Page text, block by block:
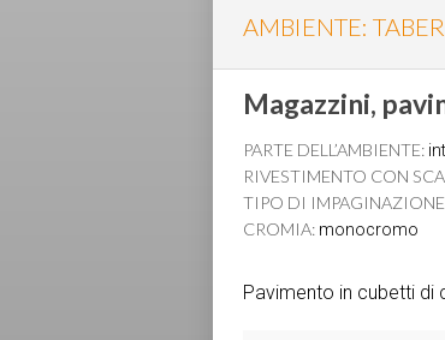
AMBIENTE:
Magazzini,
PARTE DELL’AMBIENTE:
RIVESTIMENTO CON
TIPO DI
CROMIA: monocromo
Pavimento in cubetti di